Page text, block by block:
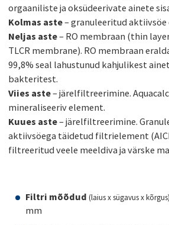
orgaaniliste ja oksüdeerivate ainete
Kolmas aste– granuleeritud aktiivsöe
Neljas aste– RO membraan (thin
TLCR membrane). RO membraan
99,8% seal lahustunud kahjulikest
bakteritest.
Viies aste– järelfiltreerimine.
mineraliseeriv element.
Kuues aste– järelfiltreerimine.
aktiivsöega täidetud filtrielement
filtreeritud veele meeldiva ja värske
Filtri mõõdud (laius x sügavus x kõrgus)
mm